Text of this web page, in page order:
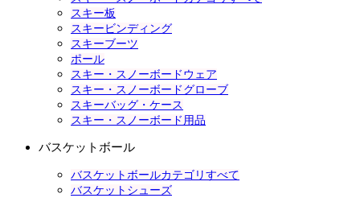
スキー板
スキービンディング
スキーブーツ
ポール
スキー・スノーボードウェア
スキー・スノーボードグローブ
スキーバッグ・ケース
スキー・スノーボード用品
バスケットボール
バスケットボールカテゴリすべて
バスケットシューズ